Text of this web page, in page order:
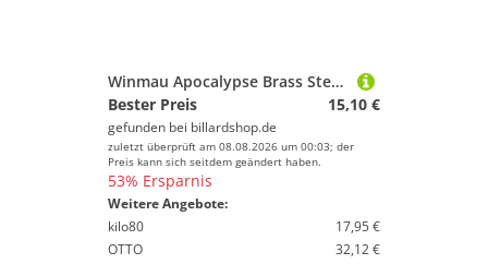
Winmau Apocalypse Brass Steeldart 1207 22 g oder 24 g
Bester Preis
15,10 €
gefunden bei billardshop.de
zuletzt überprüft am 08.08.2026 um 00:03; der
Preis kann sich seitdem geändert haben.
53% Ersparnis
Weitere Angebote:
kilo80
17,95 €
OTTO
32,12 €